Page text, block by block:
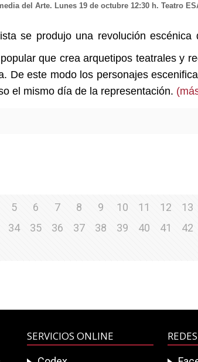
del Arte. Lunes 19 de octubre 12:30 h. Teatro
se produjo una revolución
que crea arquetipos teatrales y
De este modo los personajes
el mismo día de la representación.
5 6 7 8 9 10 11 12 13
34 35 36 37 38 39 40 41 42
SERVICIOS ONLINE